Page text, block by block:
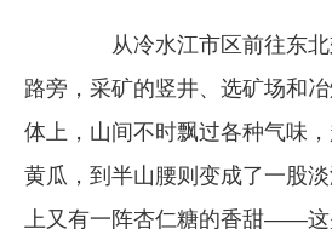
党建工作
企业文化
《资源再生》杂志
从冷水江市区前往东北
路旁，采矿的竖井、选矿场和
体上，山间不时飘过各种气味
黄瓜，到半山腰则变成了一股
上又有一阵杏仁糖的香甜——